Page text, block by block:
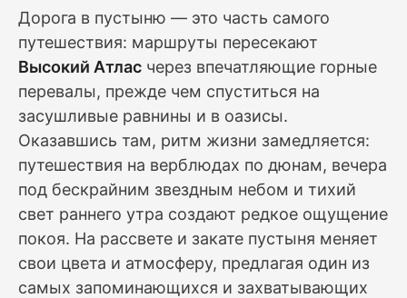
Дорога в пустыню — это часть самого
путешествия: маршруты пересекают
Высокий Атлас через впечатляющие горные
перевалы, прежде чем спуститься на
засушливые равнины и в оазисы.
Оказавшись там, ритм жизни замедляется:
путешествия на верблюдах по дюнам, вечера
под бескрайним звездным небом и тихий
свет раннего утра создают редкое ощущение
покоя. На рассвете и закате пустыня меняет
свои цвета и атмосферу, предлагая один из
самых запоминающихся и захватывающих